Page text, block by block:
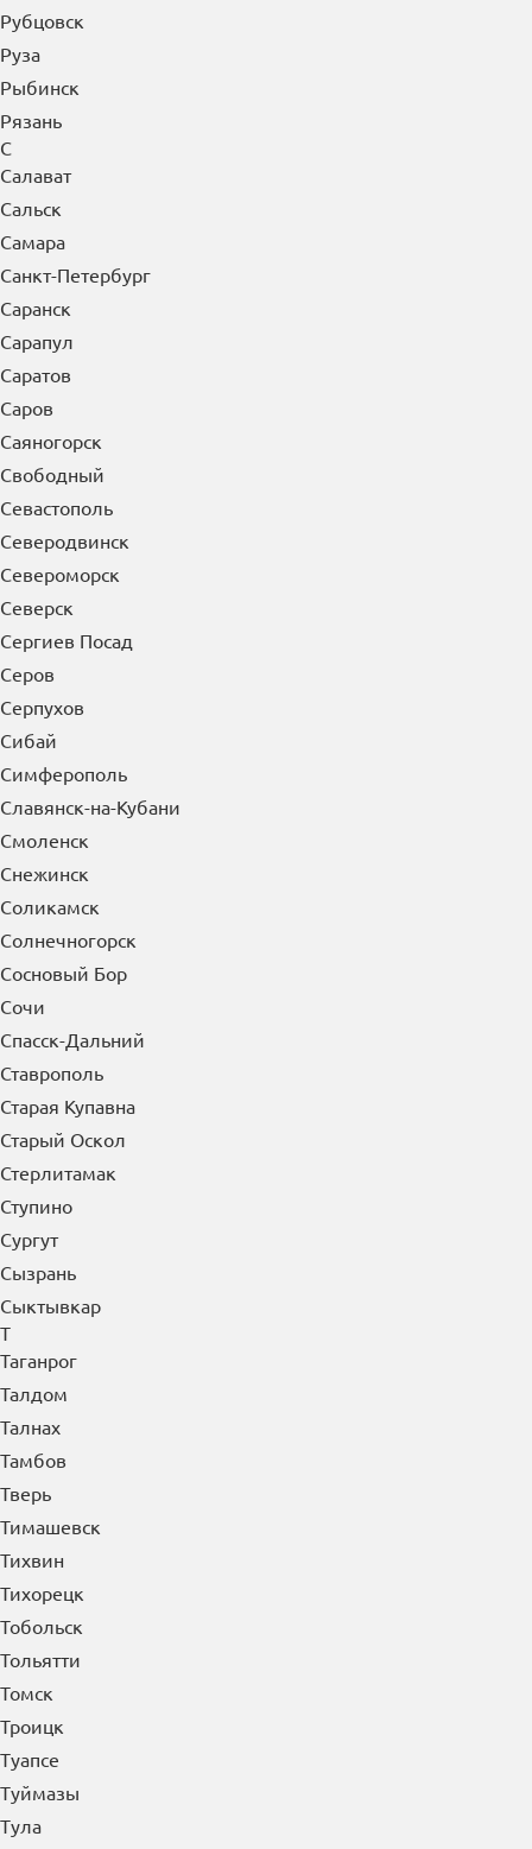
Рубцовск
Руза
Рыбинск
Рязань
С
Салават
Сальск
Самара
Санкт-Петербург
Саранск
Сарапул
Саратов
Саров
Саяногорск
Свободный
Севастополь
Северодвинск
Североморск
Северск
Сергиев Посад
Серов
Серпухов
Сибай
Симферополь
Славянск-на-Кубани
Смоленск
Снежинск
Соликамск
Солнечногорск
Сосновый Бор
Сочи
Спасск-Дальний
Ставрополь
Старая Купавна
Старый Оскол
Стерлитамак
Ступино
Сургут
Сызрань
Сыктывкар
Т
Таганрог
Талдом
Талнах
Тамбов
Тверь
Тимашевск
Тихвин
Тихорецк
Тобольск
Тольятти
Томск
Троицк
Туапсе
Туймазы
Тула